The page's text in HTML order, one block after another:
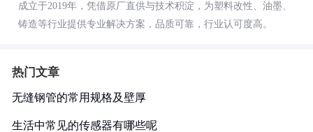
成立于2019年，凭借原厂直供与技术积淀，为塑料改性、油墨、
铸造等行业提供专业解决方案，品质可靠，行业认可度高。
热门文章
无缝钢管的常用规格及壁厚
生活中常见的传感器有哪些呢